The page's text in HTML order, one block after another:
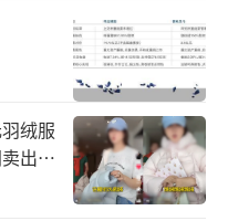
年底，OATLY咖啡
格，与1L、250ml
”，覆盖不同植物
费者“在家、在店、
绒服
出超